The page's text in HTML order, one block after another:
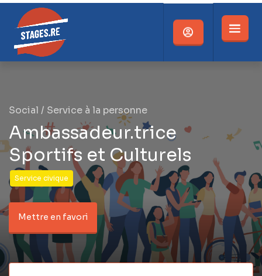
Social / Service à la personne
Ambassadeur.trice
Sportifs et Culturels
Service civique
Mettre en favori